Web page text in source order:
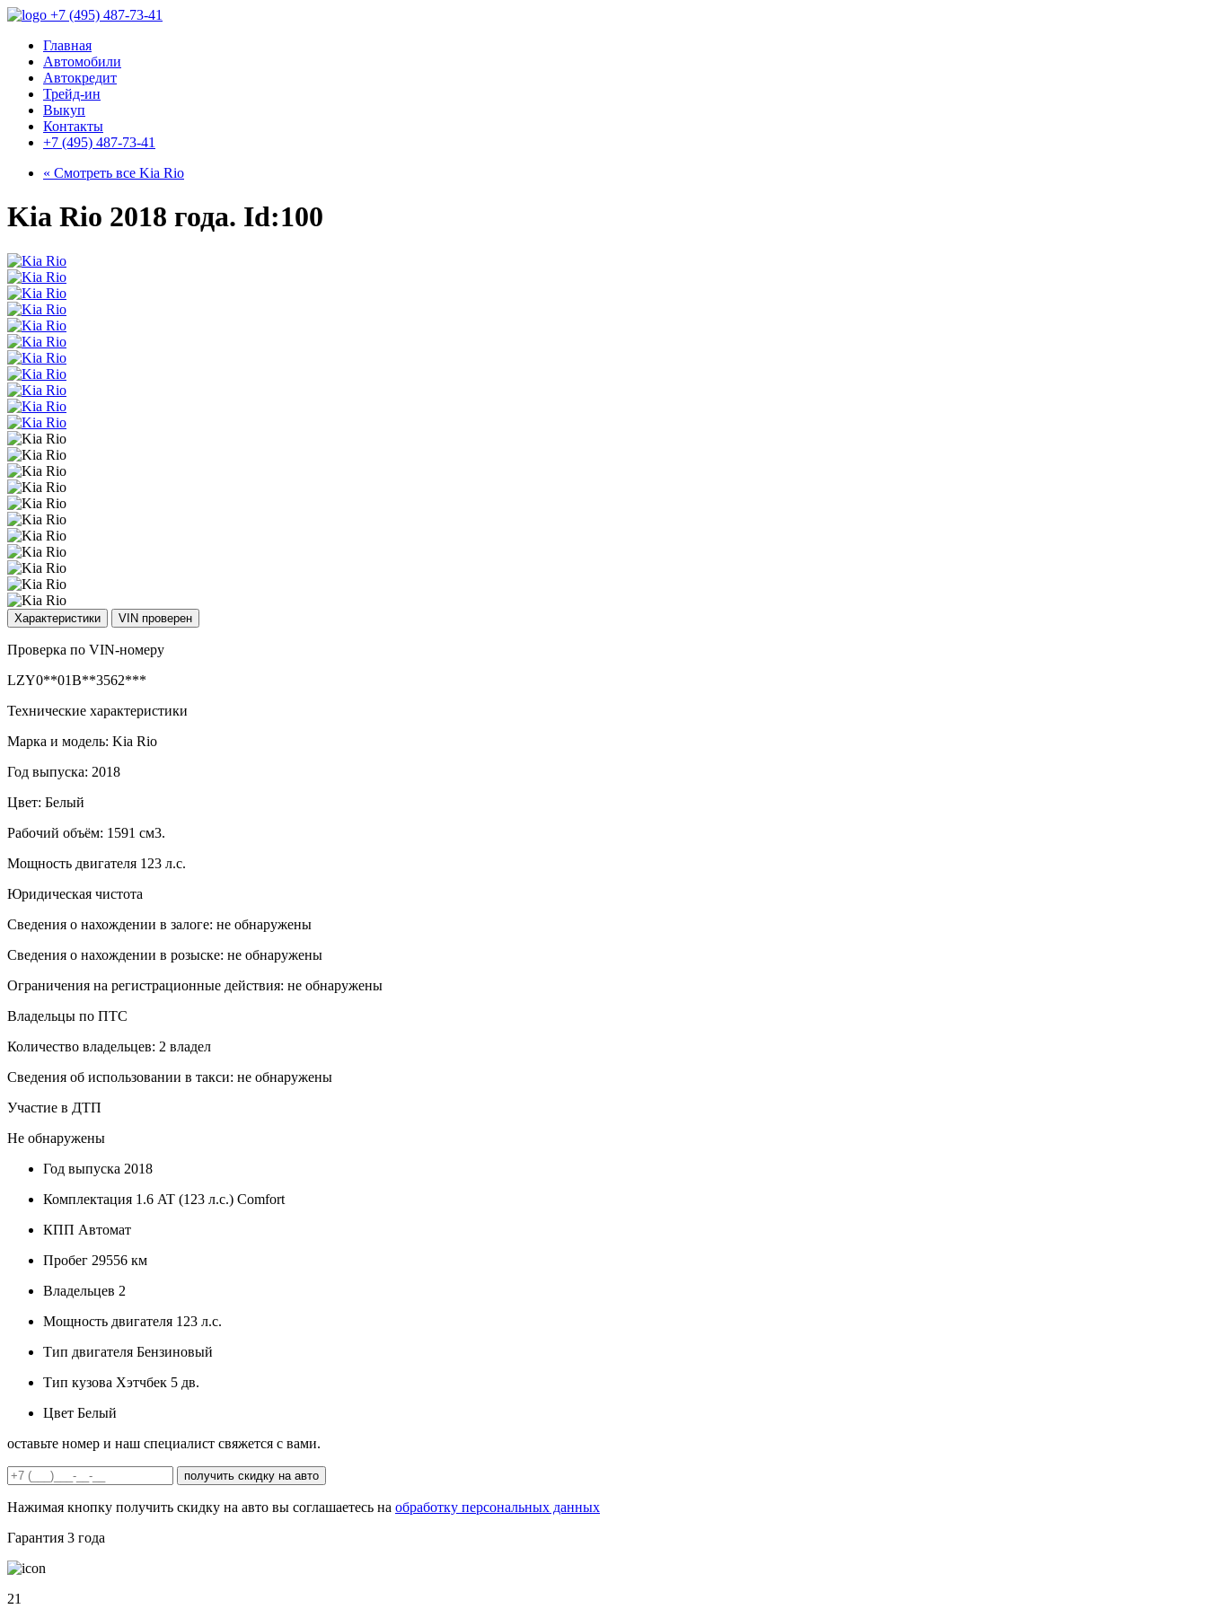
+7 (495) 487-73-41
Главная
Автомобили
Автокредит
Трейд-ин
Выкуп
Контакты
+7 (495) 487-73-41
« Смотреть все Kia Rio
Kia Rio 2018 года. Id:100
Характеристики VIN проверен
Проверка по VIN-номеру
LZY0**01B**3562***
Технические характеристики
Марка и модель: Kia Rio
Год выпуска: 2018
Цвет: Белый
Рабочий объём: 1591 см3.
Мощность двигателя 123 л.с.
Юридическая чистота
Сведения о нахождении в залоге: не обнаружены
Сведения о нахождении в розыске: не обнаружены
Ограничения на регистрационные действия: не обнаружены
Владельцы по ПТС
Количество владельцев: 2 владел
Сведения об использовании в такси: не обнаружены
Участие в ДТП
Не обнаружены
Год выпуска 2018
Комплектация 1.6 AT (123 л.с.) Comfort
КПП Автомат
Пробег 29556 км
Владельцев 2
Мощность двигателя 123 л.с.
Тип двигателя Бензиновый
Тип кузова Хэтчбек 5 дв.
Цвет Белый
оставьте номер и наш специалист свяжется с вами.
получить скидку на авто
Нажимая кнопку получить скидку на авто вы соглашаетесь на обработку персональных данных
Гарантия 3 года
21